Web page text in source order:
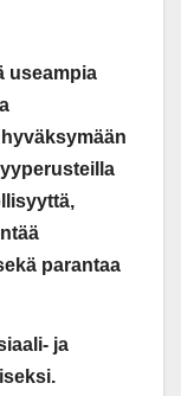
useampia
parantaa
ja